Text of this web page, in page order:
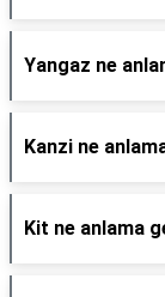
Yangaz ne
Kanzi ne
Kit ne anlama